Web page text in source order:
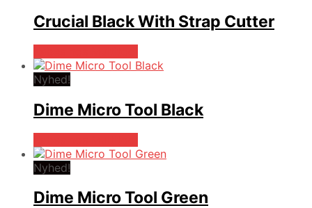
Crucial Black With Strap Cutter
Nyhed!
Dime Micro Tool Black
Nyhed!
Dime Micro Tool Green